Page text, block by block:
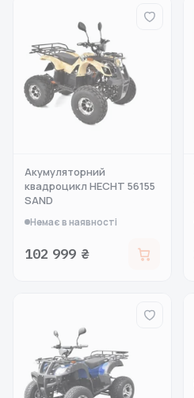
Акумуляторний
квадроцикл HECHT 56155
SAND
Немає в наявності
102 999 ₴